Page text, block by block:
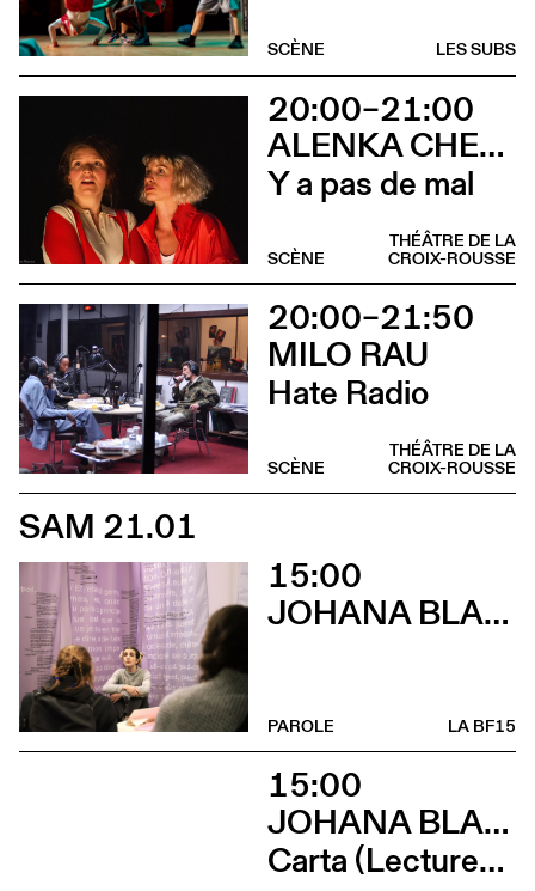
LES SUBS
SCÈNE
20:00–21:00
ALENKA CHENUZ & AMÉLIE VIDON
Y a pas de mal
THÉÂTRE DE LA
CROIX-ROUSSE
SCÈNE
20:00–21:50
MILO RAU
Hate Radio
THÉÂTRE DE LA
CROIX-ROUSSE
SCÈNE
SAM 21.01
15:00
JOHANA BLANC
LA BF15
PAROLE
15:00
JOHANA BLANC ET SIMONE HOLLIGER
Carta (Lectures, micro-éditions, douceurs et lancement de Wages For / Wages Agains avec Ramaya Tegegne et Tiphanie Blanc)